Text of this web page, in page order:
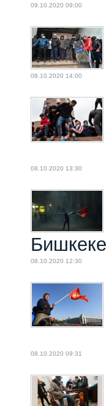
09.10.2020 09:00
08.10.2020 14:00
08.10.2020 13:30
Бишкеке
08.10.2020 12:30
08.10.2020 09:31